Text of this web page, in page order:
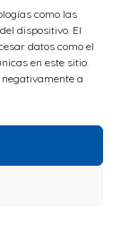
como las
dispositivo. El
datos como el
en este sitio.
a